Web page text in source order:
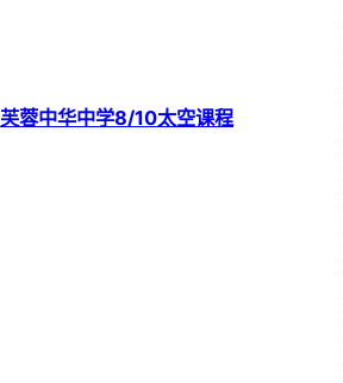
芙蓉中华中学8/10太空课程